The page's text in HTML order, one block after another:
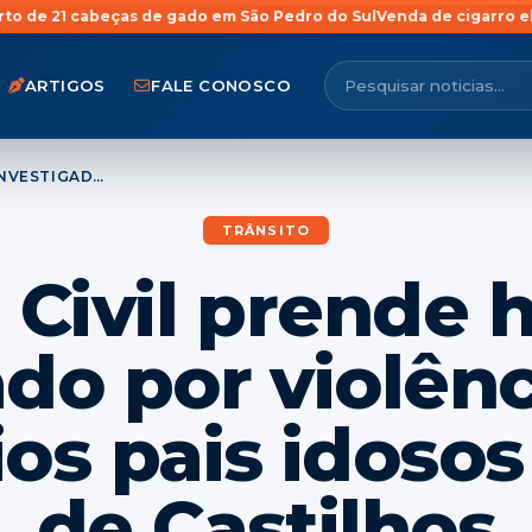
gado em São Pedro do SulVenda de cigarro eletrônico para
ARTIGOS FALE CONOSCO
POLÍCIA CIVIL PRENDE HOMEM INVESTIGADO POR VIOLÊNCIA CONTRA OS PRÓPRIOS PAIS IDOSOS EM JÚLIO DE CASTILHOS
TRÂNSITO
Civil prende
por
pais